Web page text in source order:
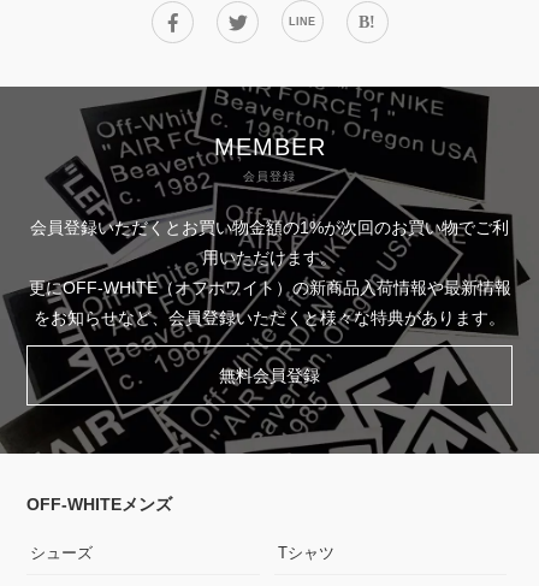
LINE B!
MEMBER
会員登録
会員登録いただくとお買い物金額の1%が次回のお買い物でご利
用いただけます。
更にOFF-WHITE（オフホワイト）の新商品入荷情報や最新情報
をお知らせなど、会員登録いただくと様々な特典があります。
無料会員登録
OFF-WHITEメンズ
シューズ Tシャツ